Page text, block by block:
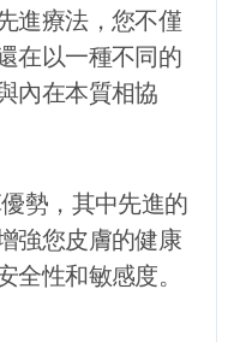
進療法，您不僅
在以一種不同的
內在本質相協
勢，其中先進的
強您皮膚的健康
全性和敏感度。